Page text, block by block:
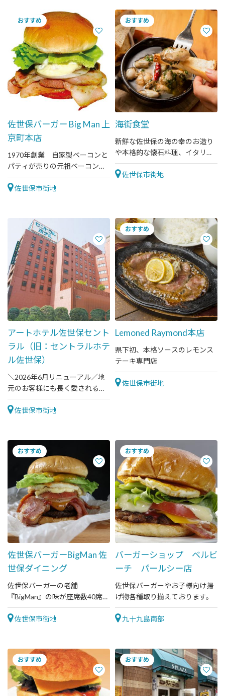
佐世保バーガー Big Man 上
京町本店
1970年創業 自家製ベーコンと
パティが売りの元祖ベーコンエ
ッグバーガー発祥の店
佐世保市街地
海街食堂
新鮮な佐世保の海の幸のお造り
や本格的な懐石料理、イタリア
ンを、落ち着いた空間でゆっく
りと楽しめます。
佐世保市街地
アートホテル佐世保セント
ラル（旧：セントラルホテ
ル佐世保）
＼2026年6月リニューアル／地
元のお客様にも長く愛されるレ
ストランも併設したホテルで
す。
佐世保市街地
Lemoned Raymond本店
県下初、本格ソースのレモンス
テーキ専門店
佐世保市街地
佐世保バーガーBigMan 佐
世保ダイニング
佐世保バーガーの老舗
『BigMan』の味が座席数40席
で、ゆったりと堪能できる。団
体様も対応。
佐世保市街地
バーガーショップ ベルビ
ーチ パールシー店
佐世保バーガーやお子様向け揚
げ物各種取り揃えております。
九十九島南部